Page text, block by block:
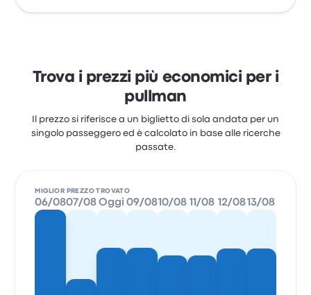
Trova i prezzi più economici per i
pullman
Il prezzo si riferisce a un biglietto di sola andata per un
singolo passeggero ed è calcolato in base alle ricerche
passate.
MIGLIOR PREZZO TROVATO
06/0807/08 Oggi 09/0810/08 11/08 12/0813/08